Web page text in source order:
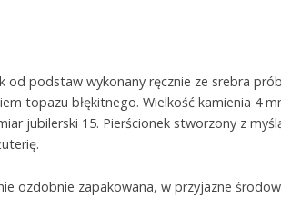
od podstaw wykonany ręcznie ze srebra
topazu błękitnego. Wielkość kamienia 4
jubilerski 15. Pierścionek stworzony z
ozdobnie zapakowana, w przyjazne